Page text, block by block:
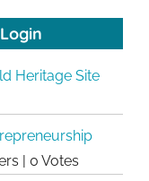
Heritage Site
0 Votes